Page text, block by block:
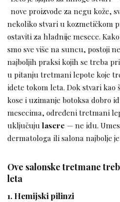
nove proizvode za negu kože,
nekoliko stvari u kozmetičkom
ostaviti za hladnije mesece.
smo sve više na suncu, postoji
najboljih praksi kojih se treba
u pitanju tretmani lepote koje
idete tokom leta. Dok stvari
kose i uzimanje botoksa dobro
mesecima, određeni tretmani
uključuju lasere — ne idu.
dermatologa ili salona najbolje je
Ove salonske tretmane
leta
1. Hemijski pilinzi